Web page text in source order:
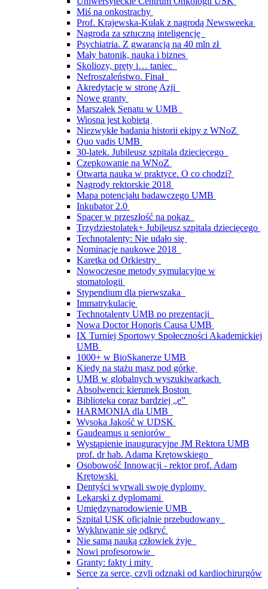
Miś na onkostrachy
Prof. Krajewska-Kułak z nagrodą Newsweeka
Nagroda za sztuczną inteligencję
Psychiatria. Z gwarancją na 40 mln zł
Mały batonik, nauka i biznes
Skoliozy, pręty i… taniec
Nefroszaleństwo. Finał
Akredytacje w stronę Azji
Nowe granty
Marszałek Senatu w UMB
Wiosna jest kobietą
Niezwykłe badania historii ekipy z WNoZ
Quo vadis UMB
30-latek. Jubileusz szpitala dziecięcego
Czepkowanie na WNoZ
Otwarta nauka w praktyce. O co chodzi?
Nagrody rektorskie 2018
Mapa potencjału badawczego UMB
Inkubator 2.0
Spacer w przeszłość na pokaz
Trzydziestolatek+ Jubileusz szpitala dziecięcego
Technotalenty: Nie udało się
Nominacje naukowe 2018
Karetka od Orkiestry
Nowoczesne metody symulacyjne w
stomatologii
Stypendium dla pierwszaka
Immatrykulacje
Technotalenty UMB po prezentacji
Nowa Doctor Honoris Causa UMB
IX Turniej Sportowy Społeczności Akademickiej
UMB
1000+ w BioSkanerze UMB
Kiedy na stażu masz pod górkę
UMB w globalnych wyszukiwarkach
Absolwenci: kierunek Boston
Biblioteka coraz bardziej „e”
HARMONIA dla UMB
Wysoka Jakość w UDSK
Gaudeamus u seniorów
Wystąpienie inauguracyjne JM Rektora UMB
prof. dr hab. Adama Krętowskiego
Osobowość Innowacji - rektor prof. Adam
Krętowski
Dentyści wyrwali swoje dyplomy
Lekarski z dyplomami
Umiędzynarodowienie UMB
Szpital USK oficjalnie przebudowany
Wykluwanie się odkryć
Nie samą nauką człowiek żyje
Nowi profesorowie
Granty: fakty i mity
Serce za serce, czyli odznaki od kardiochirurgów